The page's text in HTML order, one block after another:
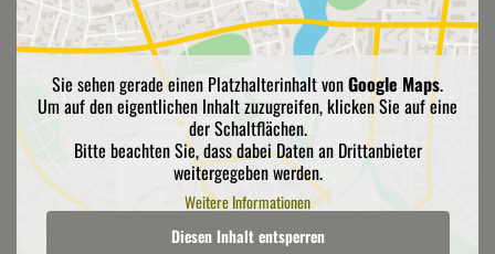
Sie sehen gerade einen Platzhalterinhalt vonGoogle Maps.
Um auf den eigentlichen Inhalt zuzugreifen, klicken Sie auf eine
der Schaltflächen.
Bitte beachten Sie, dass dabei Daten an Drittanbieter
weitergegeben werden.
Weitere Informationen
Diesen Inhalt entsperren